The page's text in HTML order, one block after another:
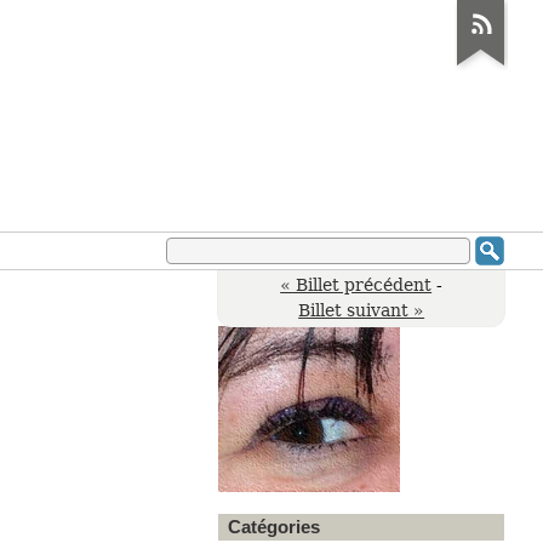
« Billet précédent -
Billet suivant »
Catégories